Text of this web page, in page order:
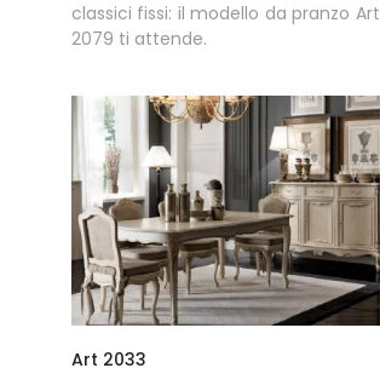
classici fissi: il modello da pranzo Art
2079 ti attende.
Art 2033